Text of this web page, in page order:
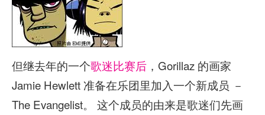
但继去年的一个歌迷比赛后 ，Gorillaz 的画家
Jamie Hewlett 准备在乐团里加入一个新成员 －
The Evangelist。 这个成员的由来是歌迷们先画